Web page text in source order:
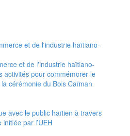
et de l'industrie haïtiano-
activités pour commémorer le
cérémonie du Bois Caïman
avec le public haïtien à travers
par l’UEH